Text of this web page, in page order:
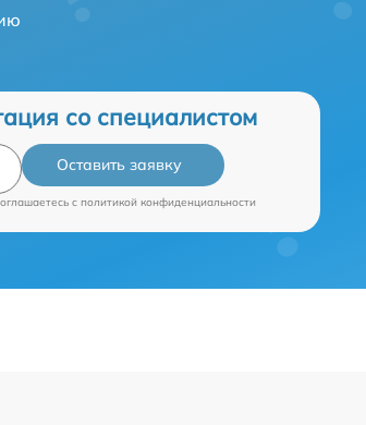
со специалистом
Оставить заявку
c политикой конфиденциальности